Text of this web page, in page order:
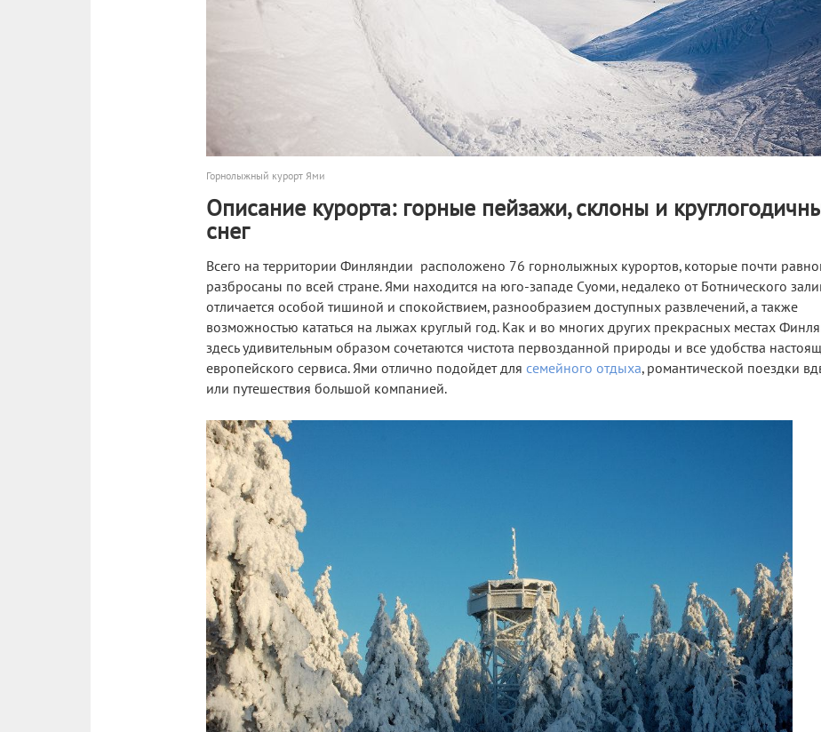
Горнолыжный курорт Ями
Описание курорта: горные пейзажи, склоны и
снег
Всего на территории Финляндии расположено 76 горнолыжных курортов, которые почти
разбросаны по всей стране. Ями находится на юго-западе Суоми, недалеко от Ботнического
отличается особой тишиной и спокойствием, разнообразием доступных развлечений, а также
возможностью кататься на лыжах круглый год. Как и во многих других прекрасных местах
здесь удивительным образом сочетаются чистота первозданной природы и все удобства
европейского сервиса. Ями отлично подойдет для семейного отдыха, романтической поездки
или путешествия большой компанией.